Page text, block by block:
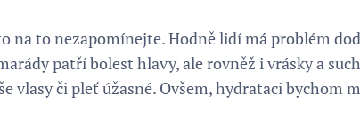
na to nezapomínejte. Hodně lidí má problém
patří bolest hlavy, ale rovněž i vrásky a
vlasy či pleť úžasné. Ovšem, hydrataci bychom